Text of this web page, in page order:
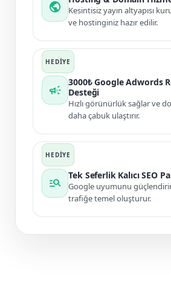
public
Kesintisiz yayın altyapısı
ve hostinginiz hazır edilir.
campaign
3000₺ Google Adwords
Desteği
Hızlı görünürlük sağlar ve
daha çabuk ulaştırır.
manage_search
Tek Seferlik Kalıcı SEO
Google uyumunu
trafiğe temel oluşturur.